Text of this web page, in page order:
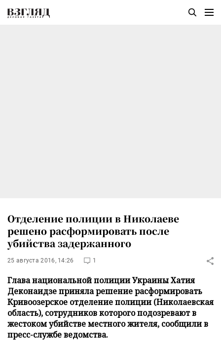
Отделение полиции в Николаеве
решено расформировать после
убийства задержанного
25 августа 2016, 14:26 1
Глава национальной полиции Украины Хатия
Деконаидзе приняла решение расформировать
Кривоозерское отделение полиции (Николаевская
область), сотрудников которого подозревают в
жестоком убийстве местного жителя, сообщили в
пресс-службе ведомства.